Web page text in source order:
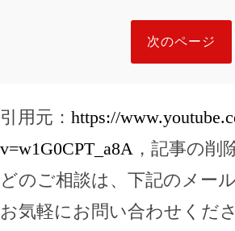
次のページ
引用元： https://
v=w1G0CPT_a8A ，記事の削
どのご相談は、下記のメー
お気軽にお問い合わせくださ